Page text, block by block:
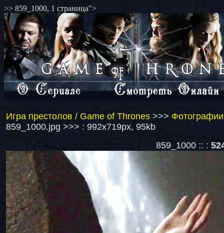
>> 859_1000, 1 страница">
Игра престолов / Game of Thrones >>>
859_1000.jpg >>> : 992x719px, 95kb
859_1000 :: :